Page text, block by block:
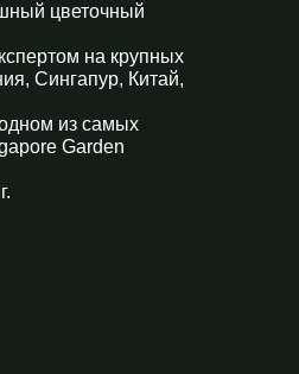
цветочный
на крупных
Сингапур, Китай,
из самых
Garden